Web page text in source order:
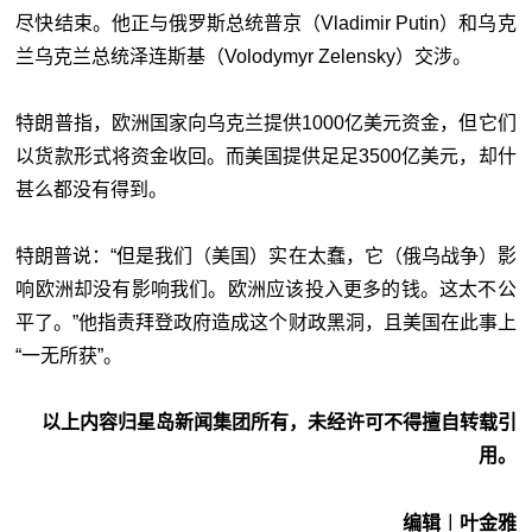
尽快结束。他正与俄罗斯总统普京（Vladimir Putin）和乌克
兰乌克兰总统泽连斯基（Volodymyr Zelensky）交涉。
特朗普指，欧洲国家向乌克兰提供1000亿美元资金，但它们
以货款形式将资金收回。而美国提供足足3500亿美元，却什
甚么都没有得到。
特朗普说：“但是我们（美国）实在太蠢，它（俄乌战争）影
响欧洲却没有影响我们。欧洲应该投入更多的钱。这太不公
平了。”他指责拜登政府造成这个财政黑洞，且美国在此事上
“一无所获”。
以上内容归星岛新闻集团所有，未经许可不得擅自转载引
用。
编辑︱叶金雅